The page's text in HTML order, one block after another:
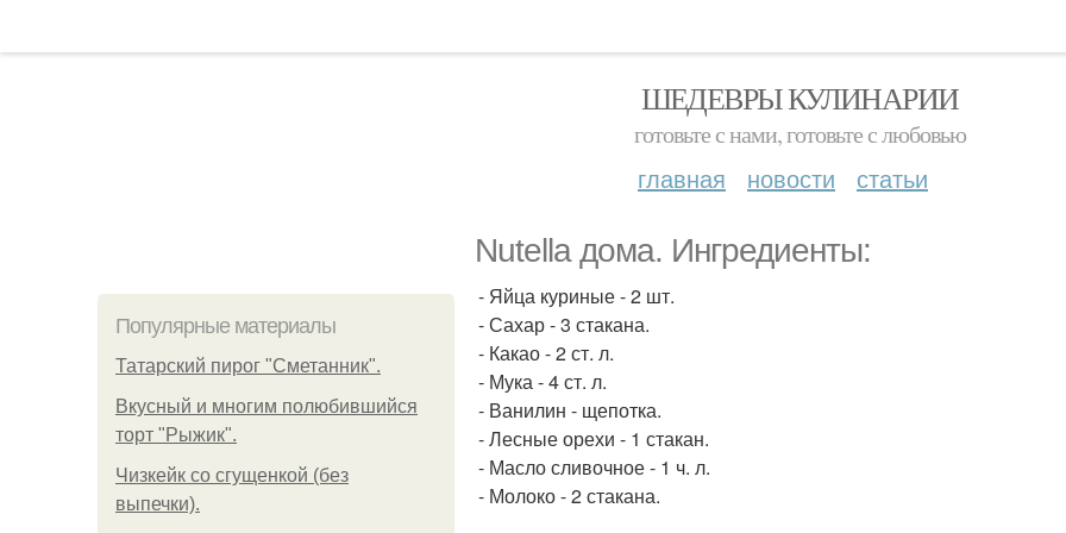
ШЕДЕВРЫ КУЛИНАРИИ
готовьте с нами, готовьте с любовью
главная новости статьи
Nutella дома. Ингредиенты:
Популярные материалы
Татарский пирог "Сметанник".
Вкусный и многим полюбившийся
торт "Рыжик".
Чизкейк со сгущенкой (без
выпечки).
- Яйца куриные - 2 шт.
- Сахар - 3 стакана.
- Какао - 2 ст. л.
- Мука - 4 ст. л.
- Ванилин - щепотка.
- Лесные орехи - 1 стакан.
- Масло сливочное - 1 ч. л.
- Молоко - 2 стакана.